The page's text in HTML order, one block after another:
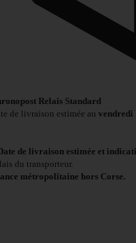
Relais Standard
de livraison estimée au vendredi
de livraison estimée et
du transporteur.
métropolitaine hors Corse.